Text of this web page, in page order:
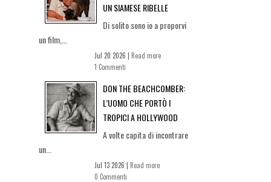
UN SIAMESE RIBELLE
Di solito sono io a proporvi
un film,...
Jul 20 2026 | Read more
1 Commenti
DON THE BEACHCOMBER:
L’UOMO CHE PORTÒ I
TROPICI A HOLLYWOOD
A volte capita di incontrare
un...
Jul 13 2026 | Read more
0 Commenti